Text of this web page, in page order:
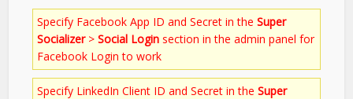
Specify Facebook App ID and Secret in theSuper
Socializer>Social Login section in the admin panel for
Facebook Login to work
Specify LinkedIn Client ID and Secret in theSuper